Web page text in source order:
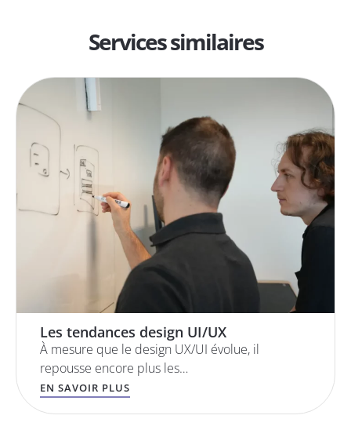
Services similaires
Les tendances design UI/UX
À mesure que le design UX/UI évolue, il
repousse encore plus les…
EN SAVOIR PLUS